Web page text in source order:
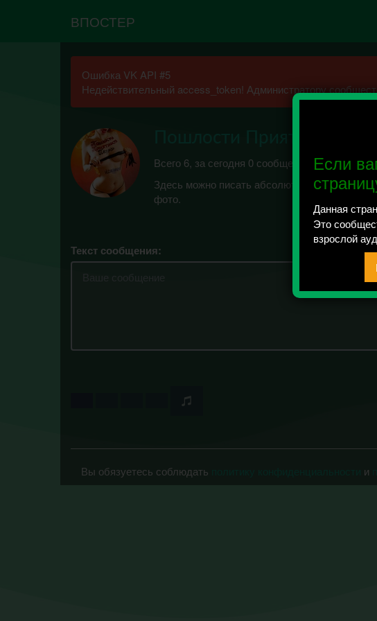
Если
Данная
Это
взрослой
ВПОСТЕР
Ошибка VK API #5
Недействительный access_token! Администратору
Пошлости Приятности
Всего 6, за сегодня 0 сообщений отправлено /
Здесь можно писать абсолютно анонимно,
фото.
Текст сообщения:
Вы обязуетесь соблюдать и